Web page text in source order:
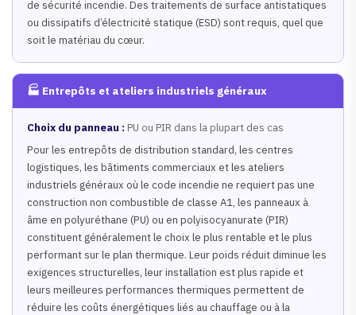
de sécurité incendie. Des traitements de surface antistatiques
ou dissipatifs d’électricité statique (ESD) sont requis, quel que
soit le matériau du cœur.
🏭 Entrepôts et ateliers industriels généraux
Choix du panneau : PU ou PIR dans la plupart des cas
Pour les entrepôts de distribution standard, les centres
logistiques, les bâtiments commerciaux et les ateliers
industriels généraux où le code incendie ne requiert pas une
construction non combustible de classe A1, les panneaux à
âme en polyuréthane (PU) ou en polyisocyanurate (PIR)
constituent généralement le choix le plus rentable et le plus
performant sur le plan thermique. Leur poids réduit diminue les
exigences structurelles, leur installation est plus rapide et
leurs meilleures performances thermiques permettent de
réduire les coûts énergétiques liés au chauffage ou à la